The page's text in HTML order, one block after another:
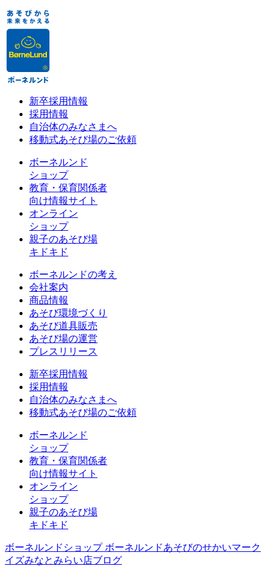
新卒採用情報
採用情報
自治体のみなさまへ
移動式あそび場のご依頼
ボーネルンド
ショップ
教育・保育関係者
向け情報サイト
オンライン
ショップ
親子のあそび場
キドキド
ボーネルンドの考え
会社案内
商品情報
あそび環境づくり
あそび道具販売
あそび場の運営
プレスリリース
新卒採用情報
採用情報
自治体のみなさまへ
移動式あそび場のご依頼
ボーネルンド
ショップ
教育・保育関係者
向け情報サイト
オンライン
ショップ
親子のあそび場
キドキド
ボーネルンドショップ ボーネルンドあそびのせかいマーク
イズみなとみらい店ブログ